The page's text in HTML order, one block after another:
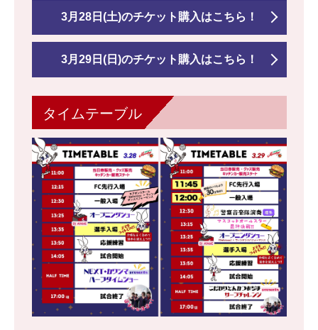
3月28日(土)のチケット購入はこちら！
3月29日(日)のチケット購入はこちら！
タイムテーブル